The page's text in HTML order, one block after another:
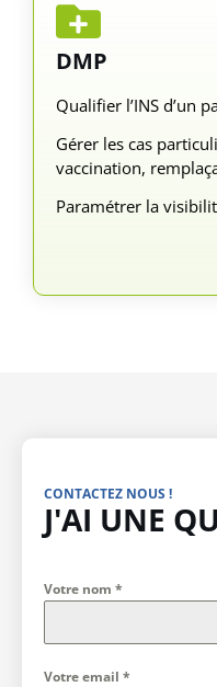
DMP
Qualifier l’INS d’un
Gérer les cas
vaccination,
Paramétrer la
CONTACTEZ NOUS !
J'AI UNE
Votre nom *
Votre email *